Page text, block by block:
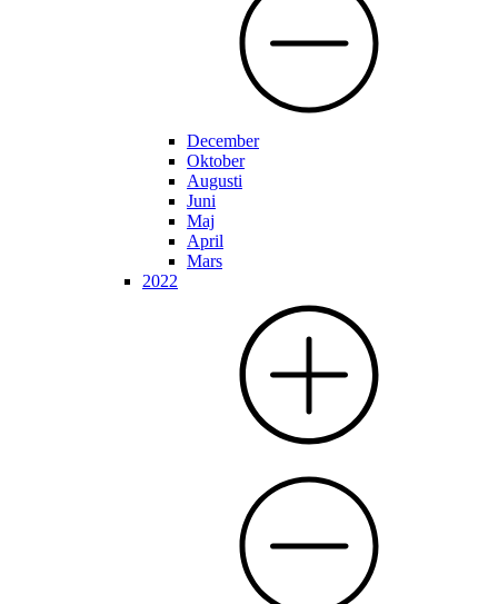
December
Oktober
Augusti
Juni
Maj
April
Mars
2022